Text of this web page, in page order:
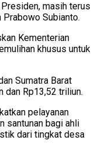
Presiden, masih terus
Prabowo Subianto.
Kementerian
khusus untuk
Sumatra Barat
dan Rp13,52 triliun.
pelayanan
santunan bagi ahli
dari tingkat desa